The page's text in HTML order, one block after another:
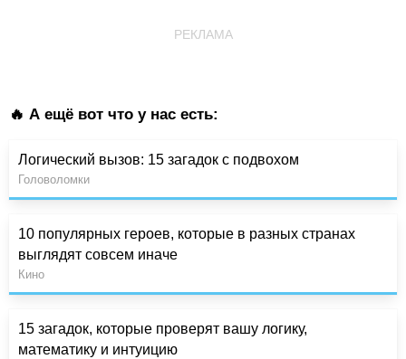
РЕКЛАМА
🔥 А ещё вот что у нас есть:
Логический вызов: 15 загадок с подвохом
Головоломки
10 популярных героев, которые в разных странах
выглядят совсем иначе
Кино
15 загадок, которые проверят вашу логику,
математику и интуицию